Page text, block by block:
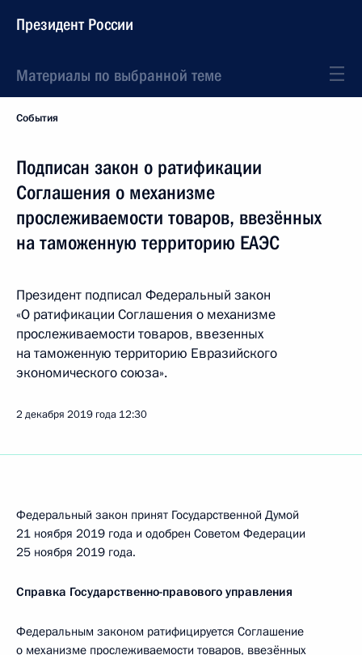
Президент России
Материалы по выбранной теме
События
Подписан закон о ратификации
Соглашения о механизме
прослеживаемости товаров, ввезённых
на таможенную территорию ЕАЭС
Президент подписал Федеральный закон
«О ратификации Соглашения о механизме
прослеживаемости товаров, ввезенных
на таможенную территорию Евразийского
экономического союза».
2 декабря 2019 года 12:30
Федеральный закон принят Государственной Думой
21 ноября 2019 года и одобрен Советом Федерации
25 ноября 2019 года.
Справка Государственно-правового управления
Федеральным законом ратифицируется Соглашение
о механизме прослеживаемости товаров, ввезённых